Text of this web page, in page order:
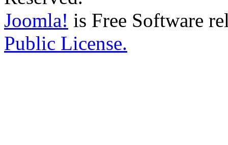
Joomla! is Free Software
Public License.